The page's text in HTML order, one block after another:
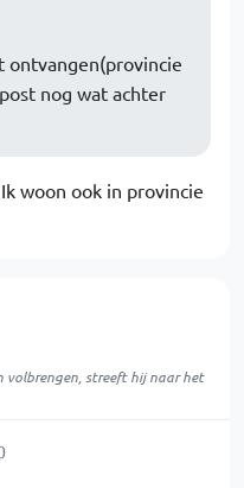
ontvangen(provincie
nog wat achter
woon ook in provincie
volbrengen, streeft hij naar het